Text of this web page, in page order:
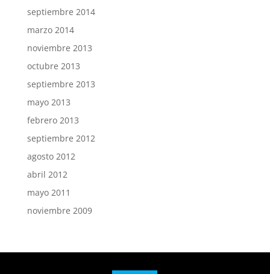
septiembre 2014
marzo 2014
noviembre 2013
octubre 2013
septiembre 2013
mayo 2013
febrero 2013
septiembre 2012
agosto 2012
abril 2012
mayo 2011
noviembre 2009